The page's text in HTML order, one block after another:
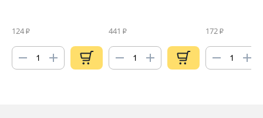
124 ₽ 441 ₽ 172 ₽